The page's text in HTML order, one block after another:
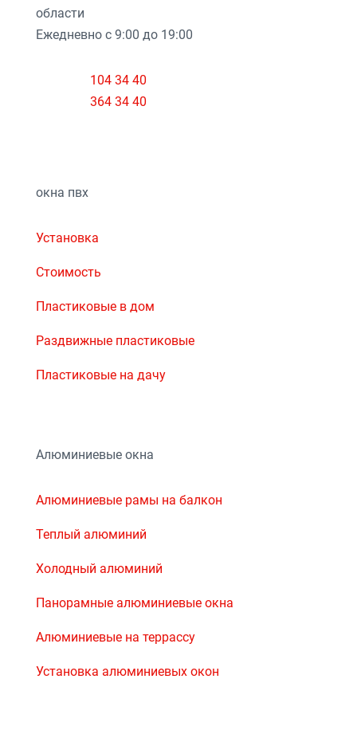
области
Ежедневно с 9:00 до 19:00
104 34 40
364 34 40
окна пвх
Установка
Стоимость
Пластиковые в дом
Раздвижные пластиковые
Пластиковые на дачу
Алюминиевые окна
Алюминиевые рамы на балкон
Теплый алюминий
Холодный алюминий
Панорамные алюминиевые окна
Алюминиевые на террассу
Установка алюминиевых окон